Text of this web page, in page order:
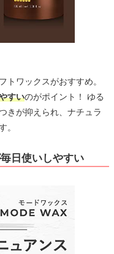
トワックスがおすすめ。
すいのがポイント！ ゆる
きが抑えられ、ナチュラ
。
日使いしやすい